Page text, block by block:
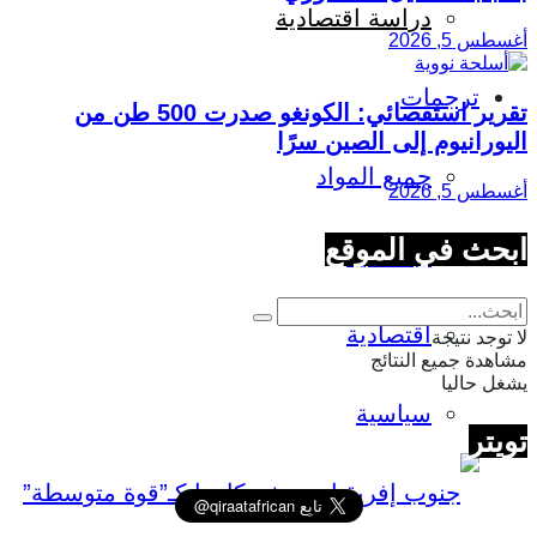
دراسة اقتصادية
ترجمات
جميع المواد
اجتماعية
اقتصادية
سياسية
أغسطس 5, 2026
تقرير استقصائي: الكونغو صدرت 500 طن من
اليورانيوم إلى الصين سرًا
أغسطس 5, 2026
ابحث في الموقع
لا توجد نتيجة
مشاهدة جميع النتائج
يشغل حاليا
تويتر